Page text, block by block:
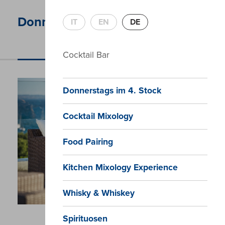
IT EN DE
Cocktail Bar
Donnerstags im 4. Stock
Cocktail Mixology
Food Pairing
Kitchen Mixology Experience
Whisky & Whiskey
Spirituosen
Donnerstags im 4. Stock